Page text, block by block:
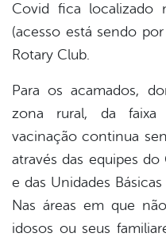
Covid fica localizado
(acesso está sendo
Rotary Club.
Para os acamados,
zona rural, da faixa
vacinação continua
através das equipes
e das Unidades
Nas áreas em que
idosos ou seus